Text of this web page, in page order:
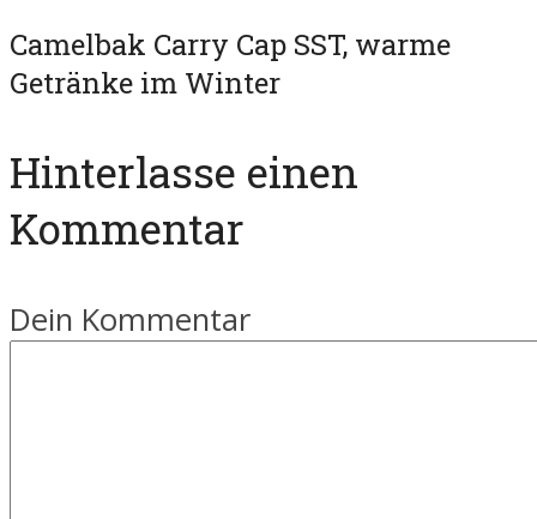
Camelbak Carry Cap SST, warme
Getränke im Winter
Hinterlasse einen
Kommentar
Dein Kommentar